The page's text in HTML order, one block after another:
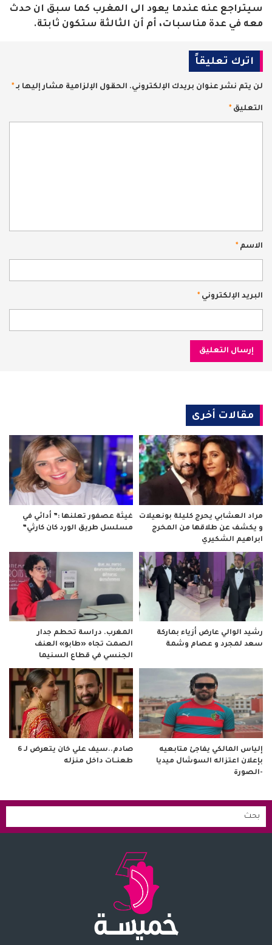
سيتراجع عنه عندما يعود الى المغرب كما سبق ان حدث
معه في عدة مناسبات، أم أن الثالثة ستكون ثابتة.
اترك تعليقاً
لن يتم نشر عنوان بريدك الإلكتروني. الحقول الإلزامية مشار إليها بـ*
التعليق*
الاسم*
البريد الإلكتروني*
مقالات أخرى
مراد العشابي يحرج كليلة بونعيلات
و يكشف عن طلاقها من المخرج
ابراهيم الشكيري
غيثة عصفور تعلنها :” أدائي في
مسلسل طريق الورد كان كارثي”
رشيد الوالي عارض أزياء بماركة
سعد لمجرد و عصام وشمة
المغرب. دراسة تحطم جدار
الصمت تجاه «طابو» العنف
الجنسي في قطاع السنيما
إلياس المالكي يفاجئ متابعيه
بإعلان اعتزاله السوشال ميديا
-الصورة
صادم..سيف علي خان يتعرض لـ 6
طعنــات داخل منزله